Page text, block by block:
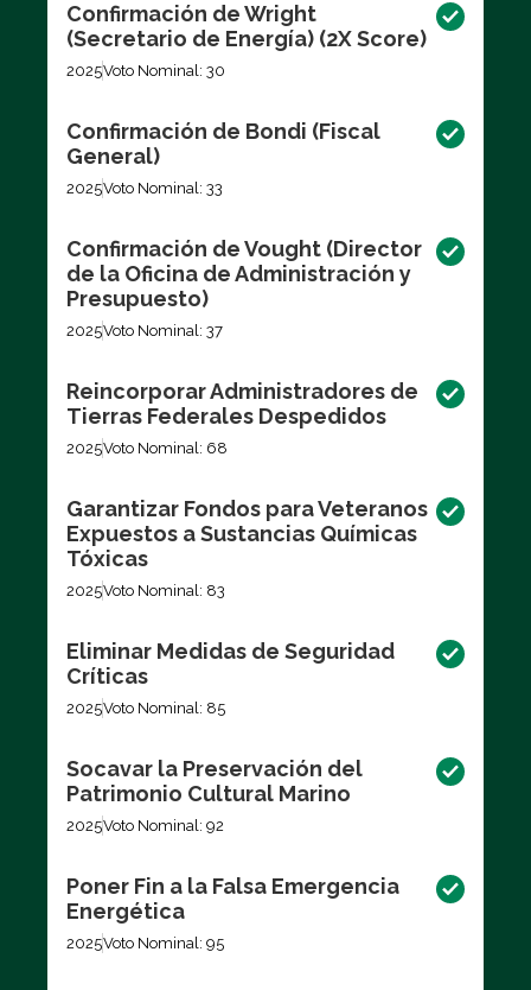
Confirmación de Wright
(Secretario de Energía) (2X Score)
2025Voto Nominal: 30
Confirmación de Bondi (Fiscal
General)
2025Voto Nominal: 33
Confirmación de Vought (Director
de la Oficina de Administración y
Presupuesto)
2025Voto Nominal: 37
Reincorporar Administradores de
Tierras Federales Despedidos
2025Voto Nominal: 68
Garantizar Fondos para Veteranos
Expuestos a Sustancias Químicas
Tóxicas
2025Voto Nominal: 83
Eliminar Medidas de Seguridad
Críticas
2025Voto Nominal: 85
Socavar la Preservación del
Patrimonio Cultural Marino
2025Voto Nominal: 92
Poner Fin a la Falsa Emergencia
Energética
2025Voto Nominal: 95